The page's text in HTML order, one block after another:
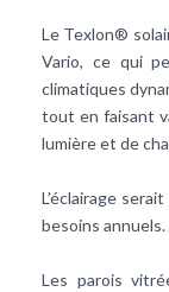
Le Texlon®
Vario, ce qui
climatiques
tout en faisant
lumière et de
L’éclairage
besoins annuels.
Les parois